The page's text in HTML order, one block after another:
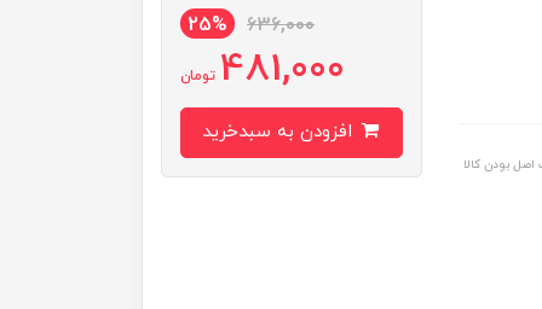
بودن کالا
636,000
25%
481,000 تومان